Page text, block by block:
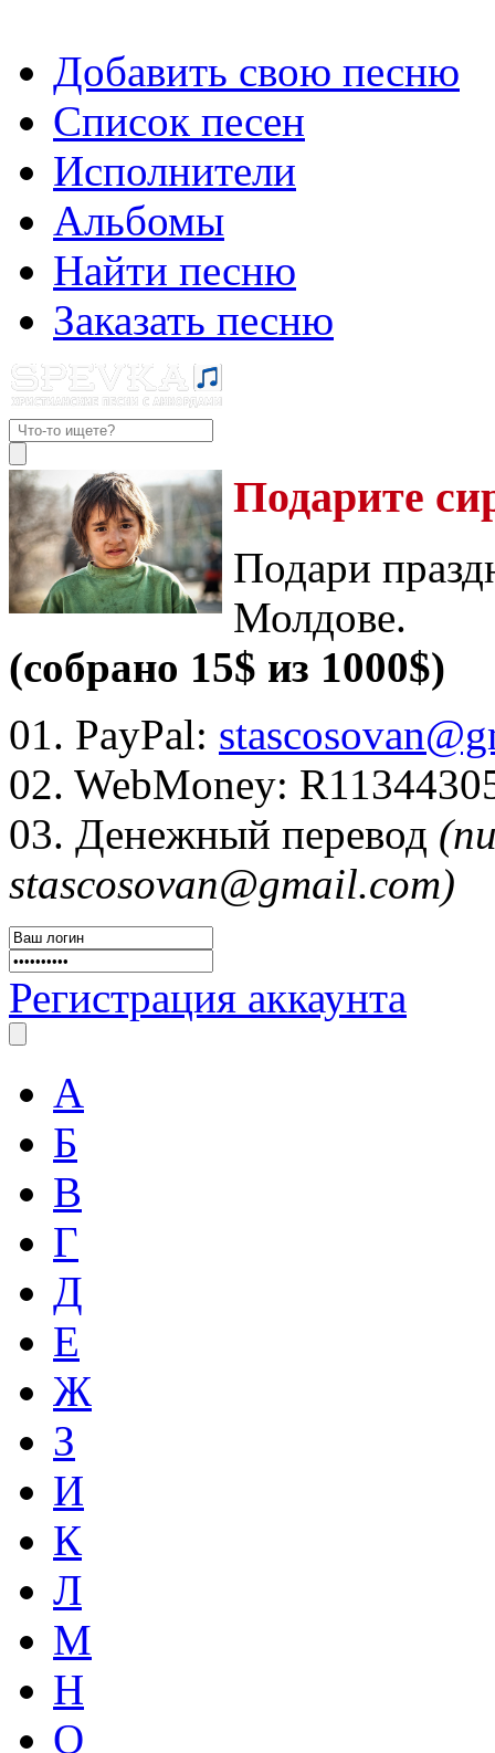
Добавить свою песню
Список песен
Исполнители
Альбомы
Найти песню
Заказать песню
Подарите
Подари
Молдове.
(собрано 15$ из 1000$)
01. PayPal:
02. WebMoney:
03. Денежный перевод
stascosovan@gmail.com)
Регистрация аккаунта
А
Б
В
Г
Д
Е
Ж
З
И
К
Л
М
Н
О